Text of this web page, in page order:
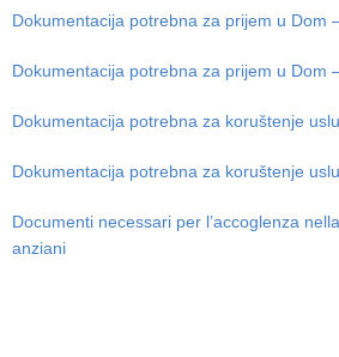
Dokumentacija potrebna za prijem u Dom
Dokumentacija potrebna za prijem u Dom
Dokumentacija potrebna za koruštenje
Dokumentacija potrebna za koruštenje
Documenti necessari per l’accoglenza
anziani